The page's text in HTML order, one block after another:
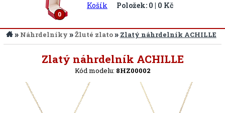
0
Košík Položek: 0 | 0 Kč
» Náhrdelníky »Žluté zlato» Zlatý náhrdelník ACHILLE
Zlatý náhrdelník ACHILLE
Kód modelu: 8HZ00002